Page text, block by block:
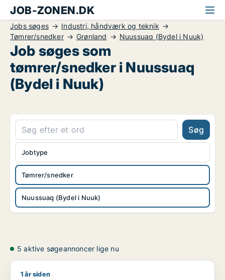
JOB-ZONEN.DK
Jobs søges
Industri, håndværk og teknik
Tømrer/snedker
Grønland Nuussuaq (Bydel i Nuuk)
Job søges som
tømrer/snedker i Nuussuaq
(Bydel i Nuuk)
Søg
Tømrer/snedker
Nuussuaq (Bydel i Nuuk)
Jobtype
5 aktive søgeannoncer lige nu
Oliver søger job som tømrer/snedker / grafisk designer /
1 år siden